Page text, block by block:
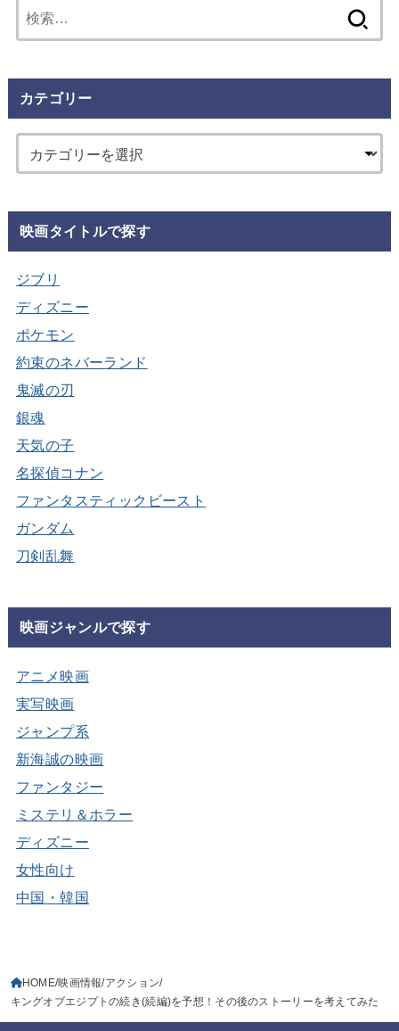
索:
カテゴリー
映画タイトルで探す
ジブリ
ディズニー
ポケモン
約束のネバーランド
鬼滅の刃
銀魂
天気の子
名探偵コナン
ファンタスティックビースト
ガンダム
刀剣乱舞
映画ジャンルで探す
アニメ映画
実写映画
ジャンプ系
新海誠の映画
ファンタジー
ミステリ＆ホラー
ディズニー
女性向け
中国・韓国
HOME 映画情報 アクション
キングオブエジプトの続き(続編)を予想！その後のストーリーを考えてみた